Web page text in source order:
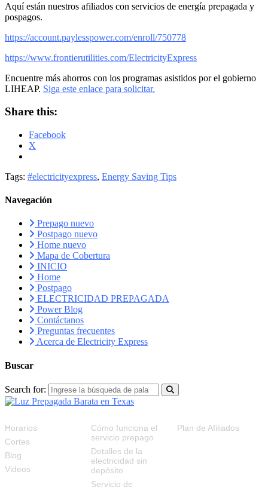
Aquí están nuestros afiliados con servicios de energía prepagada y
pospagos.
https://account.paylesspower.com/enroll/750778
https://www.frontierutilities.com/ElectricityExpress
Encuentre más ahorros con los programas asistidos por el gobierno
LIHEAP. Siga este enlace para solicitar.
Share this:
Facebook
X
Tags: #electricityexpress, Energy Saving Tips
Navegación
Prepago nuevo
Postpago nuevo
Home nuevo
Mapa de Cobertura
INICIO
Home
Postpago
ELECTRICIDAD PREPAGADA
Power Blog
Contáctanos
Preguntas frecuentes
Acerca de Electricity Express
Buscar
Search for:
Horarios
Cortes
Blog
Videos
Cómo funciona el
servicio prepago
Detalles de la
electricidad sin
depósito
Servicio de
Plan de Afiliados